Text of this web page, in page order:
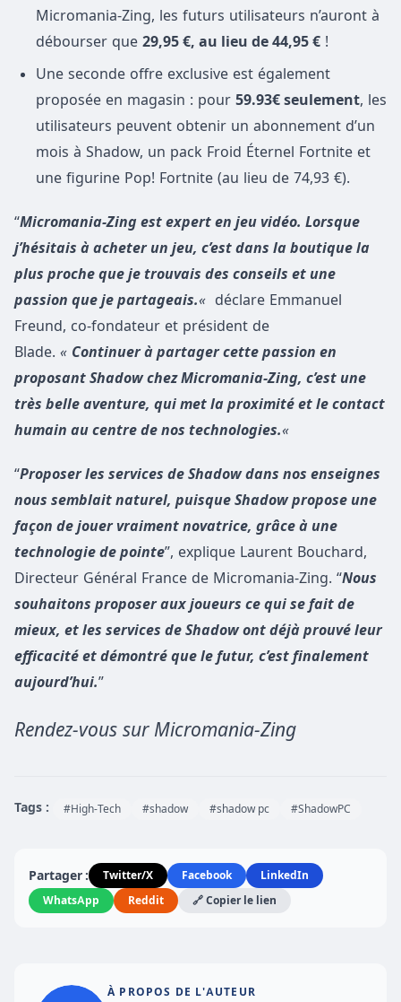
Micromania-Zing, les futurs utilisateurs n’auront à
débourser que 29,95 €, au lieu de 44,95 € !
Une seconde offre exclusive est également
proposée en magasin : pour 59.93€ seulement, les
utilisateurs peuvent obtenir un abonnement d’un
mois à Shadow, un pack Froid Éternel Fortnite et
une figurine Pop! Fortnite (au lieu de 74,93 €).
“Micromania-Zing est expert en jeu vidéo. Lorsque
j’hésitais à acheter un jeu, c’est dans la boutique la
plus proche que je trouvais des conseils et une
passion que je partageais.« déclare Emmanuel
Freund, co-fondateur et président de
Blade. « Continuer à partager cette passion en
proposant Shadow chez Micromania-Zing, c’est une
très belle aventure, qui met la proximité et le contact
humain au centre de nos technologies.«
“Proposer les services de Shadow dans nos enseignes
nous semblait naturel, puisque Shadow propose une
façon de jouer vraiment novatrice, grâce à une
technologie de pointe”, explique Laurent Bouchard,
Directeur Général France de Micromania-Zing. “Nous
souhaitons proposer aux joueurs ce qui se fait de
mieux, et les services de Shadow ont déjà prouvé leur
efficacité et démontré que le futur, c’est finalement
aujourd’hui.”
Rendez-vous sur Micromania-Zing
Tags : #High-Tech #shadow #shadow pc #ShadowPC
Partager : Twitter/X Facebook
LinkedIn
WhatsApp
Reddit 🔗 Copier le lien
À PROPOS DE L'AUTEUR